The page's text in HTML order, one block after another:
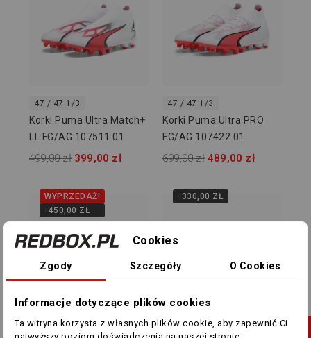
47 / 47 1/3
Korki Puma Ultra Match+
LL FG/AG 107511 01
499,00 zł 399,00 zł
47 / 47 1/3
Korki Puma Ultra PRO
FG/AG 107422 01
699,00 zł 489,00 zł
WYPRZEDAŻ!
-450,00 ZŁ
Wiele rozmiarów
-330,00 ZŁ
Wiele rozmiarów
Cookies
Zgody Szczegóły O Cookies
Informacje dotyczące plików cookies
Ta witryna korzysta z własnych plików cookie, aby zapewnić Ci
najwyższy poziom doświadczenia na naszej stronie .